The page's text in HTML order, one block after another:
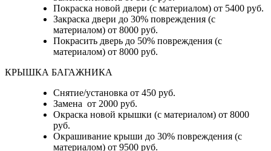
Покраска новой двери (с материалом) от 5400 руб.
Закраска двери до 30% повреждения (с
материалом) от 8000 руб.
Покрасить дверь до 50% повреждения (с
материалом) от 8000 руб.
КРЫШКА БАГАЖНИКА
Снятие/установка от 450 руб.
Замена от 2000 руб.
Окраска новой крышки (с материалом) от 8000
руб.
Окрашивание крыши до 30% повреждения (с
материалом) от 9500 руб.